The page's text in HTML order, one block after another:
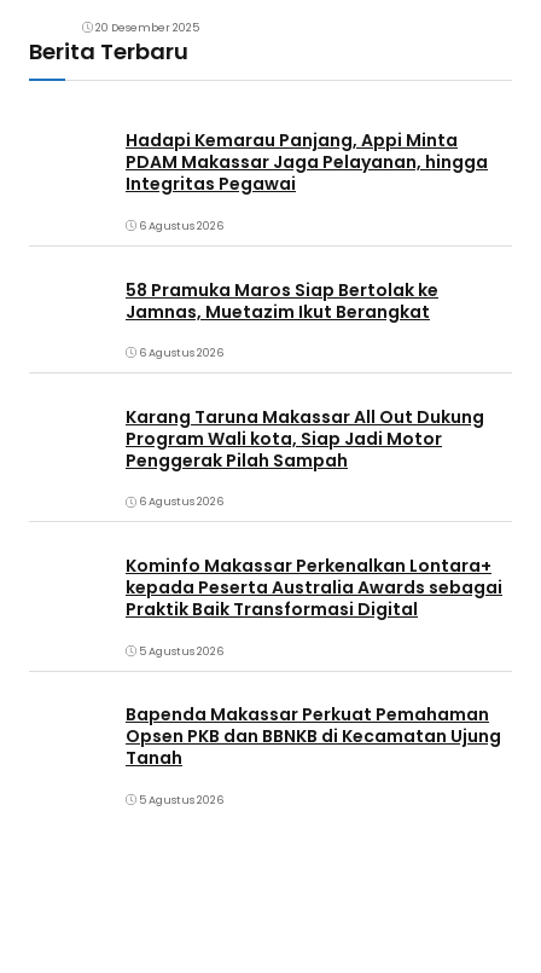
20 Desember 2025
Berita Terbaru
Hadapi Kemarau Panjang, Appi Minta
PDAM Makassar Jaga Pelayanan, hingga
Integritas Pegawai
6 Agustus 2026
58 Pramuka Maros Siap Bertolak ke
Jamnas, Muetazim Ikut Berangkat
6 Agustus 2026
Karang Taruna Makassar All Out Dukung
Program Wali kota, Siap Jadi Motor
Penggerak Pilah Sampah
6 Agustus 2026
Kominfo Makassar Perkenalkan Lontara+
kepada Peserta Australia Awards sebagai
Praktik Baik Transformasi Digital
5 Agustus 2026
Bapenda Makassar Perkuat Pemahaman
Opsen PKB dan BBNKB di Kecamatan Ujung
Tanah‎
5 Agustus 2026